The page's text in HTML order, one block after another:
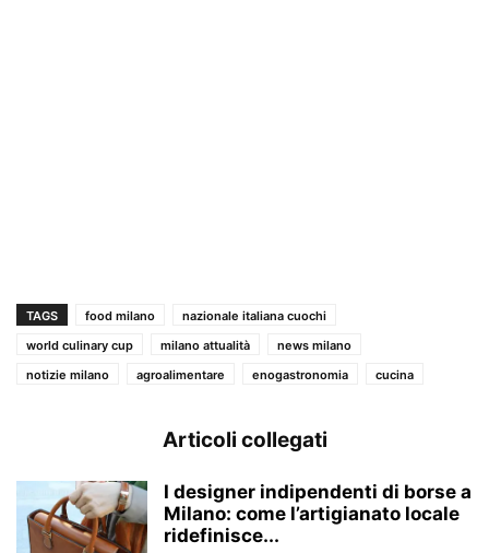
TAGS food milano
nazionale italiana cuochi
world culinary cup
milano attualità
news milano
notizie milano
agroalimentare enogastronomia cucina
Articoli collegati
I designer indipendenti di borse a
Milano: come l’artigianato locale
ridefinisce...